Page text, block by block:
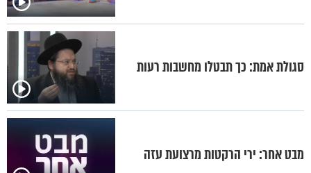
סגולת אמת: כך תבטלו מחשבות רעות
מבט אחר: ירי הרקטות מרצועת עזה